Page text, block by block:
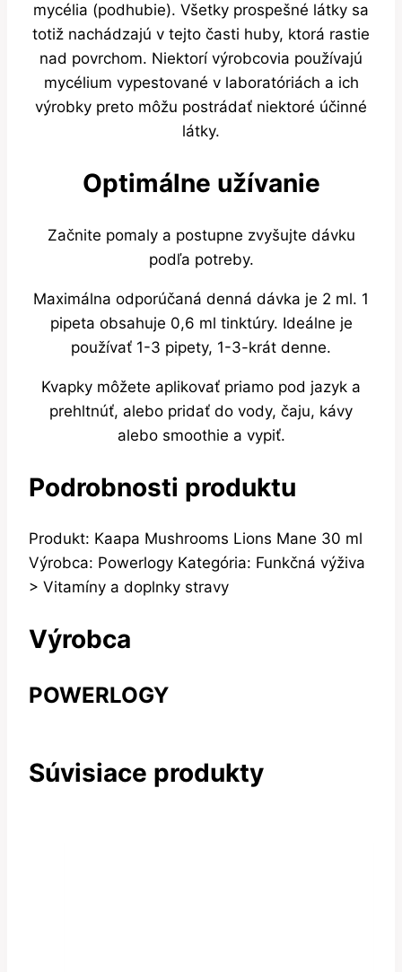
mycélia (podhubie). Všetky prospešné látky sa
totiž nachádzajú v tejto časti huby, ktorá rastie
nad povrchom. Niektorí výrobcovia používajú
mycélium vypestované v laboratóriách a ich
výrobky preto môžu postrádať niektoré účinné
látky.
Optimálne užívanie
Začnite pomaly a postupne zvyšujte dávku
podľa potreby.
Maximálna odporúčaná denná dávka je 2 ml. 1
pipeta obsahuje 0,6 ml tinktúry. Ideálne je
používať 1-3 pipety, 1-3-krát denne.
Kvapky môžete aplikovať priamo pod jazyk a
prehltnúť, alebo pridať do vody, čaju, kávy
alebo smoothie a vypiť.
Podrobnosti produktu
Produkt: Kaapa Mushrooms Lions Mane 30 ml
Výrobca: Powerlogy Kategória: Funkčná výživa
> Vitamíny a doplnky stravy
Výrobca
POWERLOGY
Súvisiace produkty